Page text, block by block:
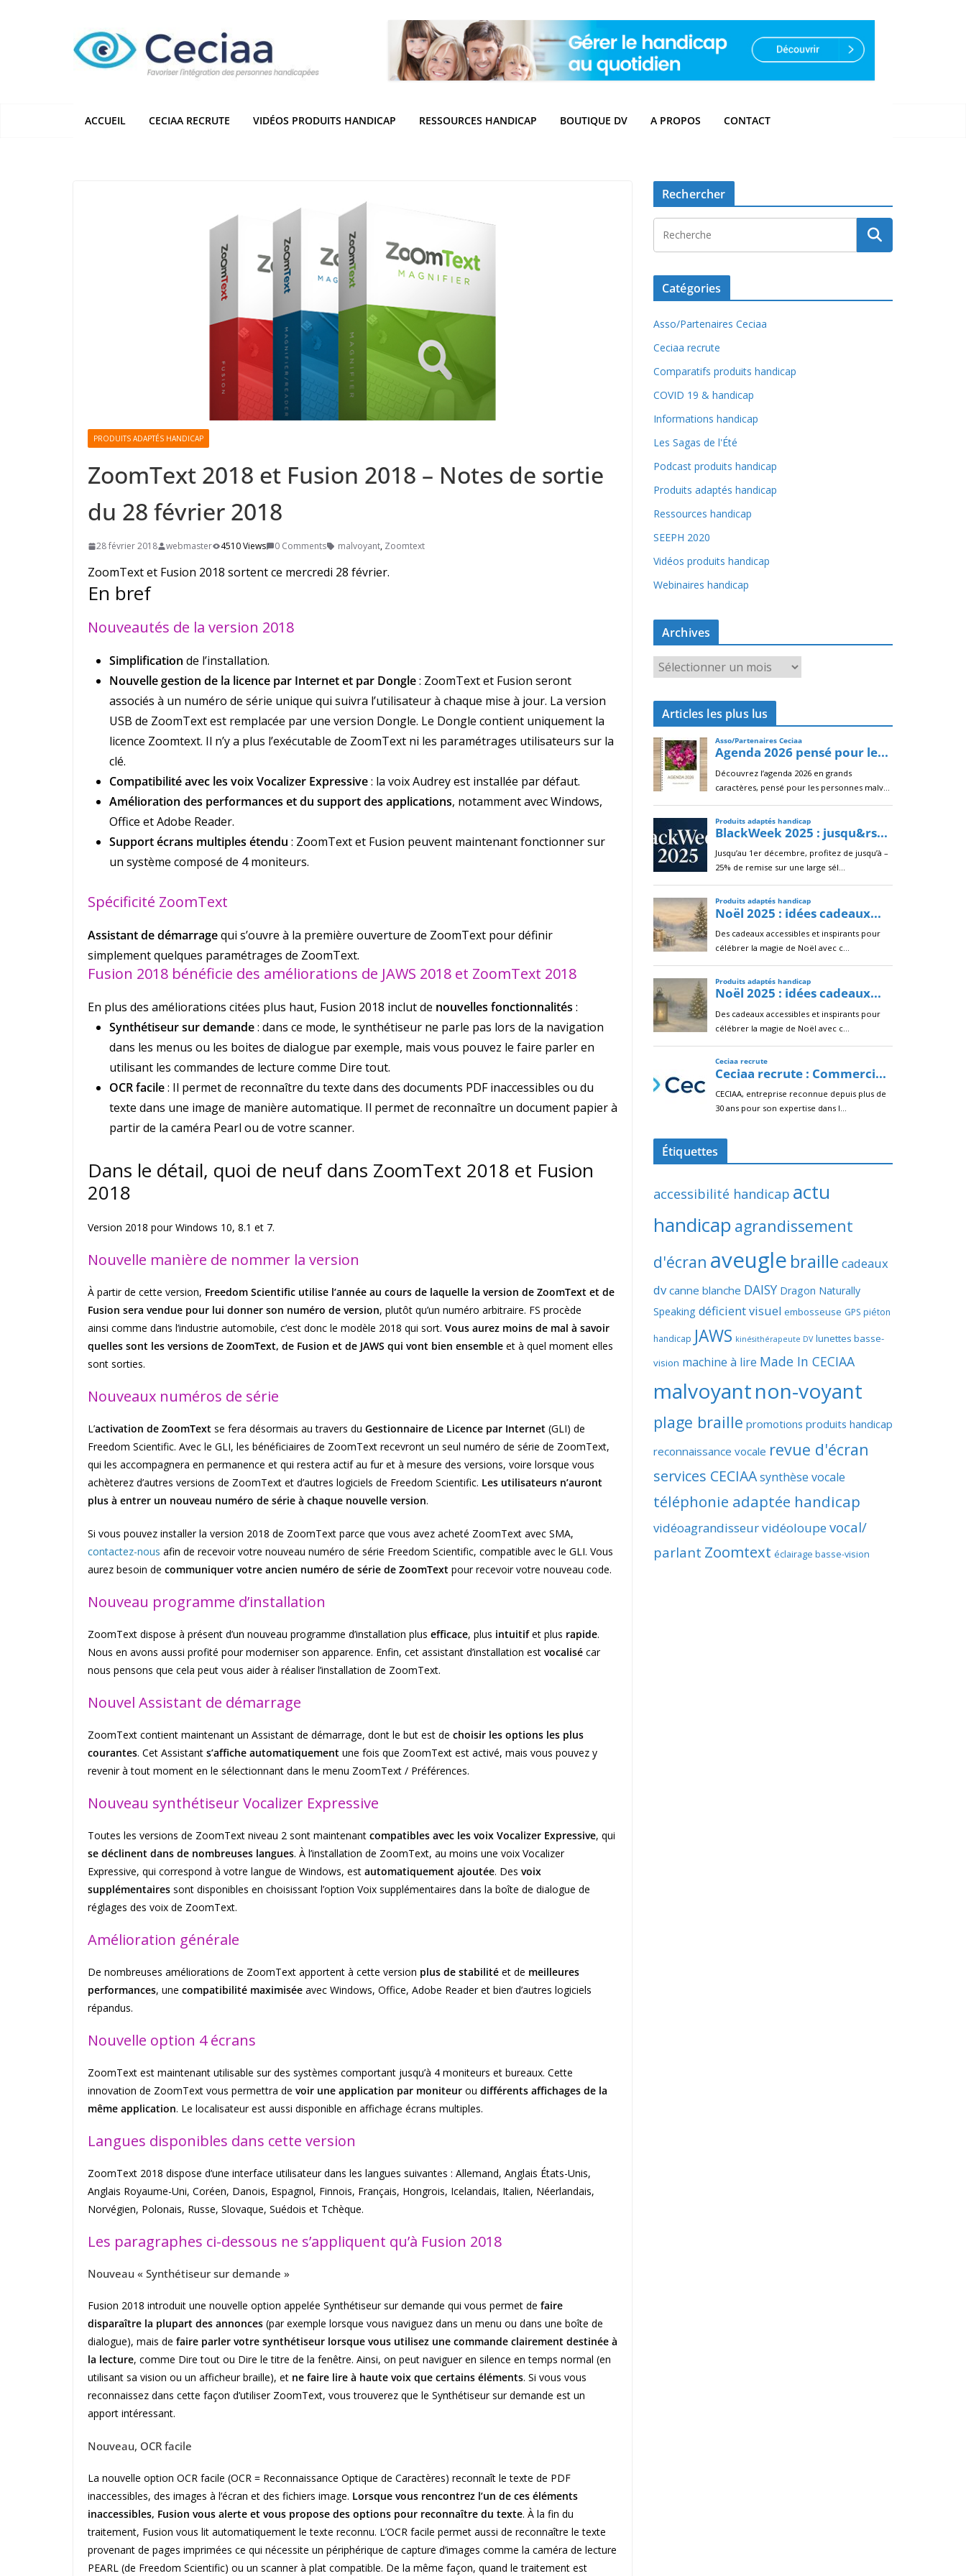
ACCUEIL CECIAA RECRUTE VIDÉOS PRODUITS HANDICAP RESSOURCES HANDICAP BOUTIQUE DV A PROPOS CONTACT
PRODUITS ADAPTÉS HANDICAP
ZoomText 2018 et Fusion 2018 – Notes de sortie
du 28 février 2018
28 février 2018 webmaster 4510 Views 0 Comments malvoyant, Zoomtext
ZoomText et Fusion 2018 sortent ce mercredi 28 février.
En bref
Nouveautés de la version 2018
Simplification de l’installation.
Nouvelle gestion de la licence par Internet et par Dongle: ZoomText et Fusion seront
associés à un numéro de série unique qui suivra l’utilisateur à chaque mise à jour. La version
USB de ZoomText est remplacée par une version Dongle. Le Dongle contient uniquement la
licence Zoomtext. Il n’y a plus l’exécutable de ZoomText ni les paramétrages utilisateurs sur la
clé.
Compatibilité avec les voix Vocalizer Expressive: la voix Audrey est installée par défaut.
Amélioration des performances et du support des applications, notamment avec Windows,
Office et Adobe Reader.
Support écrans multiples étendu : ZoomText et Fusion peuvent maintenant fonctionner sur
un système composé de 4 moniteurs.
Spécificité ZoomText
Assistant de démarragequi s’ouvre à la première ouverture de ZoomText pour définir
simplement quelques paramétrages de ZoomText.
Fusion 2018 bénéficie des améliorations de JAWS 2018 et ZoomText 2018
En plus des améliorations citées plus haut, Fusion 2018 inclut de nouvelles fonctionnalités :
Synthétiseur sur demande: dans ce mode, le synthétiseur ne parle pas lors de la navigation
dans les menus ou les boites de dialogue par exemple, mais vous pouvez le faire parler en
utilisant les commandes de lecture comme Dire tout.
OCR facile: Il permet de reconnaître du texte dans des documents PDF inaccessibles ou du
texte dans une image de manière automatique. Il permet de reconnaître un document papier à
partir de la caméra Pearl ou de votre scanner.
Dans le détail, quoi de neuf dans ZoomText 2018 et Fusion
2018
Version 2018 pour Windows 10, 8.1 et 7.
Nouvelle manière de nommer la version
À partir de cette version, Freedom Scientific utilise l’année au cours de laquelle la version de ZoomText et de
Fusion sera vendue pour lui donner son numéro de version, plutôt qu’un numéro arbitraire. FS procède
ainsi comme dans l’industrie automobile, c’est donc le modèle 2018 qui sort. Vous aurez moins de mal à savoir
quelles sont les versions de ZoomText, de Fusion et de JAWS qui vont bien ensemble et à quel moment elles
sont sorties.
Nouveaux numéros de série
L’activation de ZoomText se fera désormais au travers du Gestionnaire de Licence par Internet (GLI) de
Freedom Scientific. Avec le GLI, les bénéficiaires de ZoomText recevront un seul numéro de série de ZoomText,
qui les accompagnera en permanence et qui restera actif au fur et à mesure des versions, voire lorsque vous
achèterez d’autres versions de ZoomText et d’autres logiciels de Freedom Scientific. Les utilisateurs n’auront
plus à entrer un nouveau numéro de série à chaque nouvelle version.
Si vous pouvez installer la version 2018 de ZoomText parce que vous avez acheté ZoomText avec SMA,
contactez-nous afin de recevoir votre nouveau numéro de série Freedom Scientific, compatible avec le GLI. Vous
aurez besoin de communiquer votre ancien numéro de série de ZoomText pour recevoir votre nouveau code.
Nouveau programme d’installation
ZoomText dispose à présent d’un nouveau programme d’installation plus efficace, plus intuitifet plus rapide.
Nous en avons aussi profité pour moderniser son apparence. Enfin, cet assistant d’installation est vocalisé car
nous pensons que cela peut vous aider à réaliser l’installation de ZoomText.
Nouvel Assistant de démarrage
ZoomText contient maintenant un Assistant de démarrage, dont le but est de choisir les options les plus
courantes. Cet Assistant s’affiche automatiquement une fois que ZoomText est activé, mais vous pouvez y
revenir à tout moment en le sélectionnant dans le menu ZoomText / Préférences.
Nouveau synthétiseur Vocalizer Expressive
Toutes les versions de ZoomText niveau 2 sont maintenant compatibles avec les voix Vocalizer Expressive, qui
se déclinent dans de nombreuses langues. À l’installation de ZoomText, au moins une voix Vocalizer
Expressive, qui correspond à votre langue de Windows, est automatiquement ajoutée. Des voix
supplémentaires sont disponibles en choisissant l’option Voix supplémentaires dans la boîte de dialogue de
réglages des voix de ZoomText.
Amélioration générale
De nombreuses améliorations de ZoomText apportent à cette version plus de stabilité et de meilleures
performances, une compatibilité maximisée avec Windows, Office, Adobe Reader et bien d’autres logiciels
répandus.
Nouvelle option 4 écrans
ZoomText est maintenant utilisable sur des systèmes comportant jusqu’à 4 moniteurs et bureaux. Cette
innovation de ZoomText vous permettra de voir une application par moniteur ou différents affichages de la
même application. Le localisateur est aussi disponible en affichage écrans multiples.
Langues disponibles dans cette version
ZoomText 2018 dispose d’une interface utilisateur dans les langues suivantes : Allemand, Anglais États-Unis,
Anglais Royaume-Uni, Coréen, Danois, Espagnol, Finnois, Français, Hongrois, Icelandais, Italien, Néerlandais,
Norvégien, Polonais, Russe, Slovaque, Suédois et Tchèque.
Les paragraphes ci-dessous ne s’appliquent qu’à Fusion 2018
Nouveau « Synthétiseur sur demande »
Fusion 2018 introduit une nouvelle option appelée Synthétiseur sur demande qui vous permet de faire
disparaître la plupart des annonces (par exemple lorsque vous naviguez dans un menu ou dans une boîte de
dialogue), mais de faire parler votre synthétiseur lorsque vous utilisez une commande clairement destinée à
la lecture, comme Dire tout ou Dire le titre de la fenêtre. Ainsi, on peut naviguer en silence en temps normal (en
utilisant sa vision ou un afficheur braille), et ne faire lire à haute voix que certains éléments. Si vous vous
reconnaissez dans cette façon d’utiliser ZoomText, vous trouverez que le Synthétiseur sur demande est un
apport intéressant.
Nouveau, OCR facile
La nouvelle option OCR facile (OCR = Reconnaissance Optique de Caractères) reconnaît le texte de PDF
inaccessibles, des images à l’écran et des fichiers image. Lorsque vous rencontrez l’un de ces éléments
inaccessibles, Fusion vous alerte et vous propose des options pour reconnaître du texte. À la fin du
traitement, Fusion vous lit automatiquement le texte reconnu. L’OCR facile permet aussi de reconnaître le texte
provenant de pages imprimées ce qui nécessite un périphérique de capture d’images comme la caméra de lecture
PEARL (de Freedom Scientific) ou un scanner à plat compatible. De la même façon, quand le traitement est
Rechercher
Catégories
Asso/Partenaires Ceciaa
Ceciaa recrute
Comparatifs produits handicap
COVID 19 & handicap
Informations handicap
Les Sagas de l'Été
Podcast produits handicap
Produits adaptés handicap
Ressources handicap
SEEPH 2020
Vidéos produits handicap
Webinaires handicap
Archives
r
c
i
v
e
s
Articles les plus lus
Étiquettes
accessibilité handicap actu
handicap agrandissement
d'écran aveugle braille cadeaux
dv canne blanche DAISY Dragon Naturally
Speaking déficient visuel embosseuse GPS piéton
handicap JAWS kinésithérapeute DV lunettes basse-
vision machine à lire Made In CECIAA
malvoyantnon-voyant
plage braille promotions produits handicap
reconnaissance vocale revue d'écran
services CECIAAsynthèse vocale
téléphonie adaptée handicap
vidéoagrandisseurvidéoloupevocal/
parlant Zoomtext éclairage basse-vision